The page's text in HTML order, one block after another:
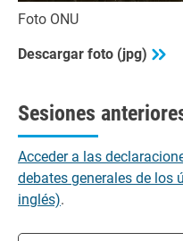
Foto ONU
Descargar foto (jpg)
Sesiones
Acceder a las
debates generales de los
inglés).